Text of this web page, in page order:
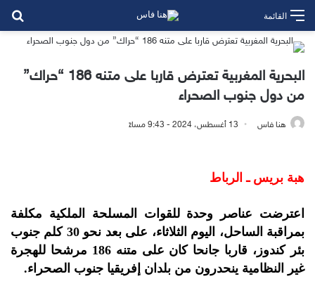
القائمة
البحرية المغربية تعترض قاربا على متنه 186 “حراك”
من دول جنوب الصحراء
هنا فاس 13 أغسطس، 2024 - 9:43 مساءً
هبة بريس ـ الرباط
اعترضت عناصر وحدة للقوات المسلحة الملكية مكلفة
بمراقبة الساحل، اليوم الثلاثاء، على بعد نحو 30 كلم جنوب
بئر كندوز، قاربا جانحا كان على متنه 186 مرشحا للهجرة
غير النظامية ينحدرون من بلدان إفريقيا جنوب الصحراء.